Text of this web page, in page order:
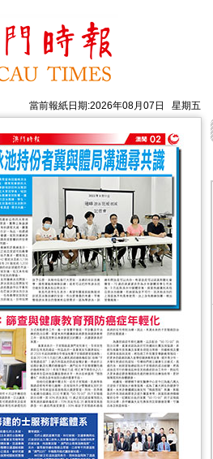
當前報紙日期:2026年08月07日 星期五